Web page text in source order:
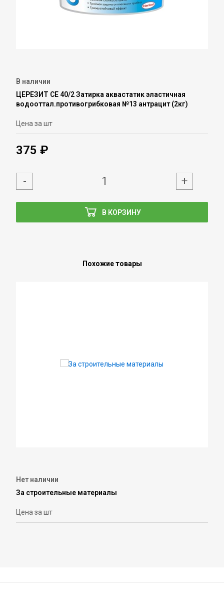
В наличии
ЦЕРЕЗИТ СЕ 40/2 Затирка аквастатик эластичная
водооттал.противогрибковая №13 антрацит (2кг)
Цена за шт
375 ₽
В КОРЗИНУ
- +
Похожие товары
Нет наличии
За строительные материалы
Цена за шт